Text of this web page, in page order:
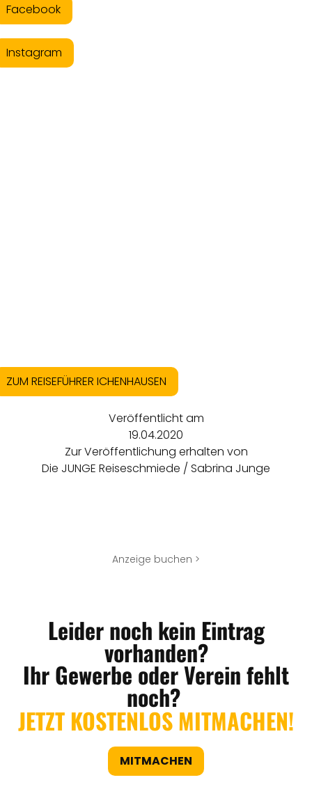
Facebook
Instagram
ZUM REISEFÜHRER ICHENHAUSEN
Veröffentlicht am
19.04.2020
Zur Veröffentlichung erhalten von
Die JUNGE Reiseschmiede / Sabrina Junge
Anzeige buchen >
Leider noch kein Eintrag
vorhanden?
Ihr Gewerbe oder Verein fehlt
noch?
JETZT KOSTENLOS MITMACHEN!
MITMACHEN